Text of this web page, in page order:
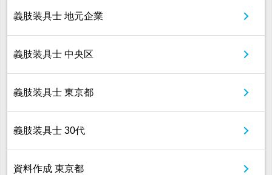
義肢装具士 地元企業
義肢装具士 中央区
義肢装具士 東京都
義肢装具士 30代
資料作成 東京都